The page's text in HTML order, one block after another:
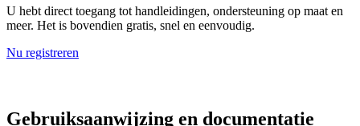
U hebt direct toegang tot handleidingen, ondersteuning op maat en
meer. Het is bovendien gratis, snel en eenvoudig.
Nu registreren
Gebruiksaanwijzing en documentatie